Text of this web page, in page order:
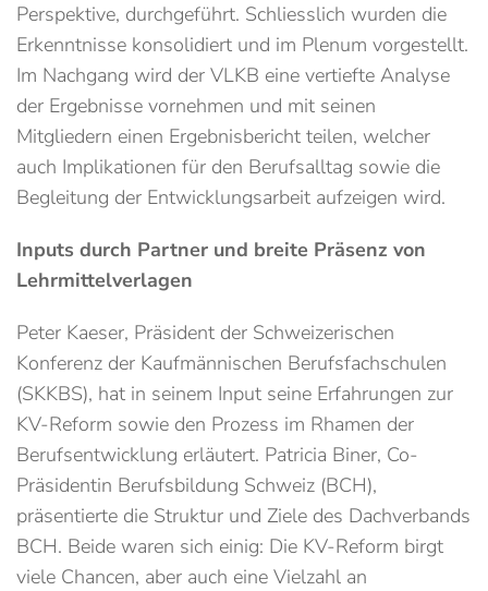
Perspektive, durchgeführt. Schliesslich wurden die
Erkenntnisse konsolidiert und im Plenum vorgestellt.
Im Nachgang wird der VLKB eine vertiefte Analyse
der Ergebnisse vornehmen und mit seinen
Mitgliedern einen Ergebnisbericht teilen, welcher
auch Implikationen für den Berufsalltag sowie die
Begleitung der Entwicklungsarbeit aufzeigen wird.
Inputs durch Partner und breite Präsenz von
Lehrmittelverlagen
Peter Kaeser, Präsident der Schweizerischen
Konferenz der Kaufmännischen Berufsfachschulen
(SKKBS), hat in seinem Input seine Erfahrungen zur
KV-Reform sowie den Prozess im Rhamen der
Berufsentwicklung erläutert. Patricia Biner, Co-
Präsidentin Berufsbildung Schweiz (BCH),
präsentierte die Struktur und Ziele des Dachverbands
BCH. Beide waren sich einig: Die KV-Reform birgt
viele Chancen, aber auch eine Vielzahl an